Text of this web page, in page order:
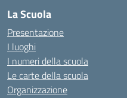
La Scuola
Presentazione
I luoghi
I numeri della scuola
Le carte della scuola
Organizzazione